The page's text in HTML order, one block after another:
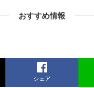
おすすめ情報
シェア